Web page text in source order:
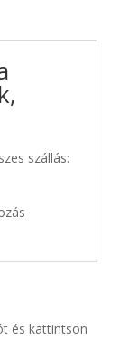
szállás:
és kattintson